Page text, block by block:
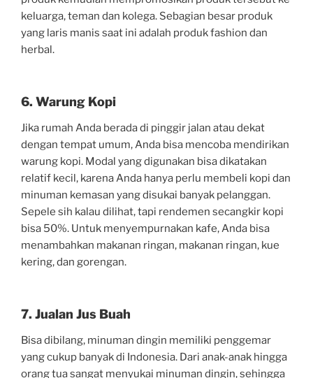
keluarga, teman dan kolega. Sebagian besar produk
yang laris manis saat ini adalah produk fashion dan
herbal.
6. Warung Kopi
Jika rumah Anda berada di pinggir jalan atau dekat
dengan tempat umum, Anda bisa mencoba mendirikan
warung kopi. Modal yang digunakan bisa dikatakan
relatif kecil, karena Anda hanya perlu membeli kopi dan
minuman kemasan yang disukai banyak pelanggan.
Sepele sih kalau dilihat, tapi rendemen secangkir kopi
bisa 50%. Untuk menyempurnakan kafe, Anda bisa
menambahkan makanan ringan, makanan ringan, kue
kering, dan gorengan.
7. Jualan Jus Buah
Bisa dibilang, minuman dingin memiliki penggemar
yang cukup banyak di Indonesia. Dari anak-anak hingga
orang tua sangat menyukai minuman dingin, sehingga